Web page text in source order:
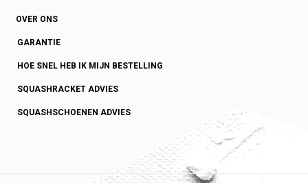
OVER ONS
GARANTIE
HOE SNEL HEB IK MIJN BESTELLING
SQUASHRACKET ADVIES
SQUASHSCHOENEN ADVIES